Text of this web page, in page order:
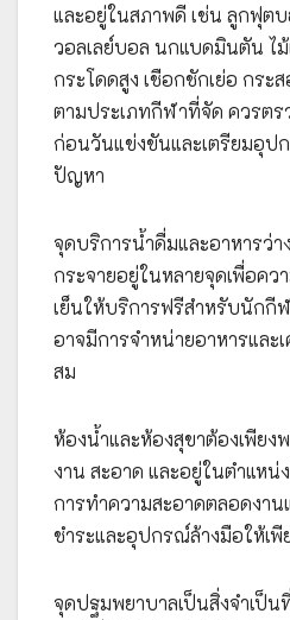
และอยู่ในสภาพดี เช่น ลูกฟุต
วอลเลย์บอล นกแบดมินตัน ไ
กระโดดสูง เชือกชักเย่อ กร
ตามประเภทกีฬาที่จัด ควรต
ก่อนวันแข่งขันและเตรียมอุป
ปัญหา
จุดบริการน้ำดื่มและอาหารว่า
กระจายอยู่ในหลายจุดเพื่อค
เย็นให้บริการฟรีสำหรับนักกีฬ
อาจมีการจำหน่ายอาหารและ
สม
ห้องน้ำและห้องสุขาต้องเพียง
งาน สะอาด และอยู่ในตำแหน่
การทำความสะอาดตลอดงาน
ชำระและอุปกรณ์ล้างมือให้เพี
จุดปฐมพยาบาลเป็นสิ่งจำเป็